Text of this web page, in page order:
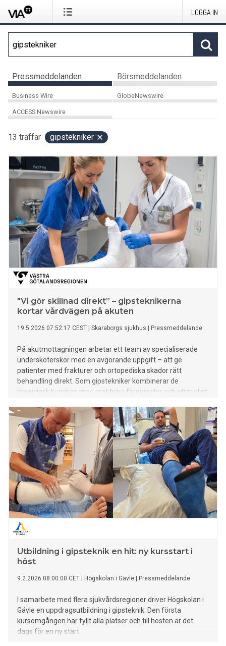
LOGGA IN
Pressmeddelanden Börsmeddelanden
Business Wire GlobeNewswire
ACCESS Newswire
13 träffar gipstekniker
"Vi gör skillnad direkt” – gipsteknikerna
kortar vårdvägen på akuten
19.5.2026 07:52:17 CEST Skaraborgs sjukhus Pressmeddelande
På akutmottagningen arbetar ett team av specialiserade
undersköterskor med en avgörande uppgift – att ge
patienter med frakturer och ortopediska skador rätt
behandling direkt. Som gipstekniker kombinerar de
medicinsk kunskap med praktiska färdigheter och ett tydligt
Utbildning i gipsteknik en hit: ny kursstart i
höst
9.2.2026 08:00:00 CET Högskolan i Gävle Pressmeddelande
I samarbete med flera sjukvårdsregioner driver Högskolan i
Gävle en uppdragsutbildning i gipsteknik. Den första
kursomgången har fyllt alla platser och till hösten är det
dags för en ny start.